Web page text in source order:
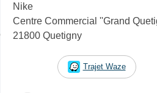
Nike
Centre Commercial ''Grand
21800 Quetigny
Trajet Waze